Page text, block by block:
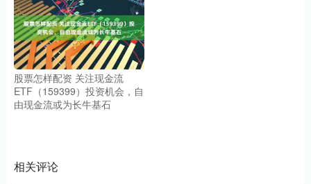
股票怎样配资 关注现金流
ETF（159399）投资机会，自
由现金流或为长牛基石
相关评论